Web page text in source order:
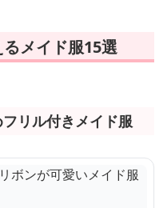
メイド服15選
リル付きメイド服